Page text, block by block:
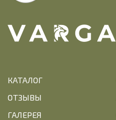
КАТАЛОГ
ОТЗЫВЫ
ГАЛЕРЕЯ